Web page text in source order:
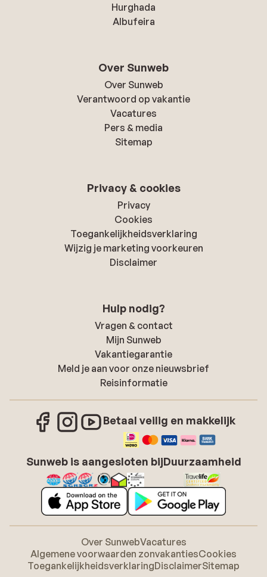
Hurghada
Albufeira
Over Sunweb
Over Sunweb
Verantwoord op vakantie
Vacatures
Pers & media
Sitemap
Privacy & cookies
Privacy
Cookies
Toegankelijkheidsverklaring
Wijzig je marketing voorkeuren
Disclaimer
Hulp nodig?
Vragen & contact
Mijn Sunweb
Vakantiegarantie
Meld je aan voor onze nieuwsbrief
Reisinformatie
Betaal veilig en makkelijk
Sunweb is aangesloten bijDuurzaamheid
Over SunwebVacatures
Algemene voorwaarden zonvakantiesCookies
ToegankelijkheidsverklaringDisclaimerSitemap